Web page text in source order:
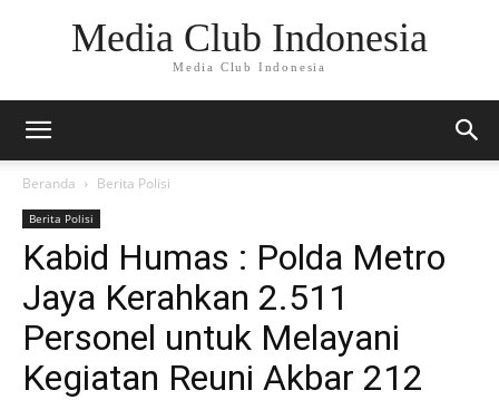
Media Club Indonesia
Media Club Indonesia
Beranda Berita Polisi
Berita Polisi
Kabid Humas : Polda Metro
Jaya Kerahkan 2.511
Personel untuk Melayani
Kegiatan Reuni Akbar 212